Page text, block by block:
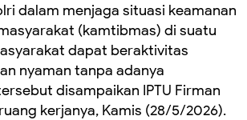
dalam menjaga situasi keamanan
(kamtibmas) di suatu
dapat beraktivitas
nyaman tanpa adanya
disampaikan IPTU Firman
kerjanya, Kamis (28/5/2026).